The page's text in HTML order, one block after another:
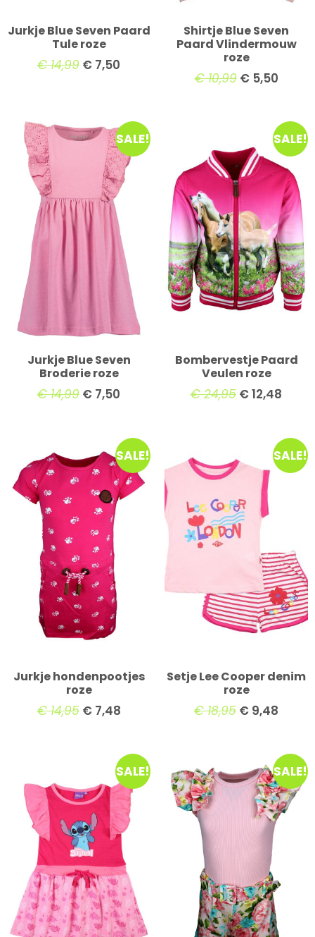
Jurkje Blue Seven Paard
Tule roze
€14,99 € 7,50
Shirtje Blue Seven
Paard Vlindermouw
roze
€10,99 €5,50
SALE!
Jurkje Blue Seven
Broderie roze
€14,99 € 7,50
SALE!
Bombervestje Paard
Veulen roze
€24,95 €12,48
SALE!
Jurkje hondenpootjes
roze
€14,95 €7,48
SALE!
Setje Lee Cooper denim
roze
€18,95 € 9,48
SALE! SALE!